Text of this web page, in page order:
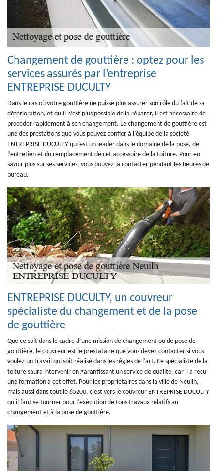
Changement de gouttière : optez pour les
services assurés par l’entreprise
ENTREPRISE DUCULTY
Dans le cas où votre gouttière ne puisse plus assurer son rôle du fait de sa
détérioration, et qu’il n’est plus possible de la réparer, il est nécessaire de
procéder rapidement à son changement. Le changement de gouttière est
une des prestations que vous pouvez confier à l’équipe de la société
ENTREPRISE DUCULTY qui est un leader dans le domaine de la pose, de
l’entretien et du remplacement de cet accessoire de la toiture. Pour en
savoir plus sur ses services, vous pouvez la contacter pendant les heures de
bureau.
ENTREPRISE DUCULTY, un couvreur
spécialiste du changement et de la pose
de gouttière
Que ce soit dans le cadre d’une mission de changement ou de pose de
gouttière, le couvreur est le prestataire que vous devez contacter si vous
voulez un travail qui soit réalisé dans les règles de l’art. Ce spécialiste de la
toiture saura intervenir en garantissant un service de qualité, car il a reçu
une formation à cet effet. Pour les propriétaires dans la ville de Neuilh,
mais aussi dans tout le 65200, c’est vers le couvreur ENTREPRISE DUCULTY
qu’il faut se tourner pour l’exécution de tous travaux relatifs au
changement et à la pose de gouttière.